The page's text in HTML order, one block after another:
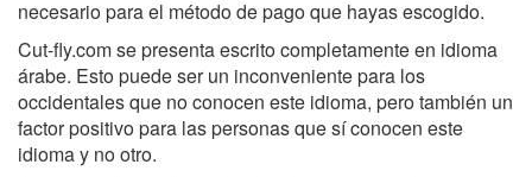
necesario para el método de pago que hayas escogido.
Cut-fly.com se presenta escrito completamente en idioma
árabe. Esto puede ser un inconveniente para los
occidentales que no conocen este idioma, pero también un
factor positivo para las personas que sí conocen este
idioma y no otro.